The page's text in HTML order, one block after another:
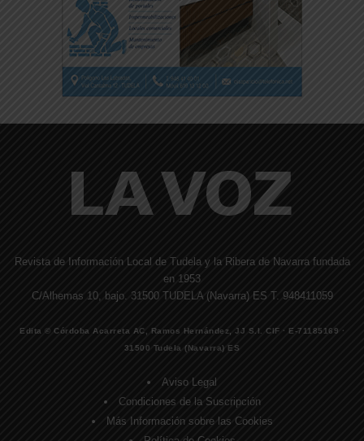
Revista de Información Local de Tudela y la Ribera de Navarra fundada
en 1953
C/Alhemas 10, bajo. 31500 TUDELA (Navarra) ES T. 948411059
Edita © Córdoba Acarreta AC, Ramos Hernández, JJ S.I. CIF · E-71185169 ·
31500 Tudela (Navarra) ES
Aviso Legal
Condiciones de la Suscripción
Más Información sobre las Cookies